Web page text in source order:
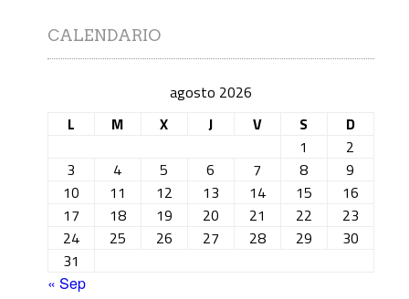
CALENDARIO
agosto 2026
L
M X J V S
D
1
2
3
4 5 6 7 8
9
10
11 12 13 14 15
16
17
18 19 20 21 22
23
24
25 26 27 28 29
30
31
« Sep